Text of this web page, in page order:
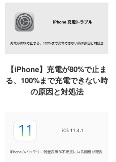
【iPhone】充電が80%で止ま
る、100%まで充電できない時
の原因と対処法